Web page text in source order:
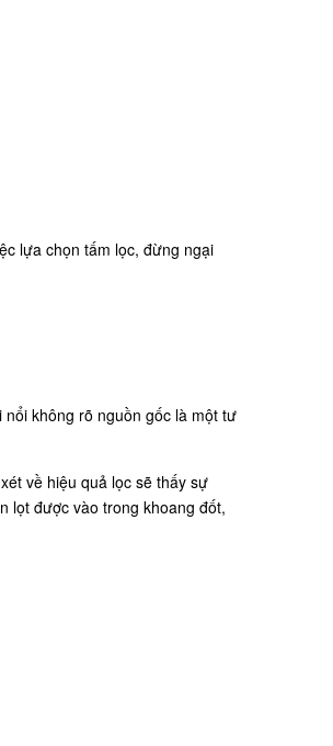
lựa chọn tấm lọc, đừng ngại
không rõ nguồn gốc là một tư
về hiệu quả lọc sẽ thấy sự
lọt được vào trong khoang đốt,